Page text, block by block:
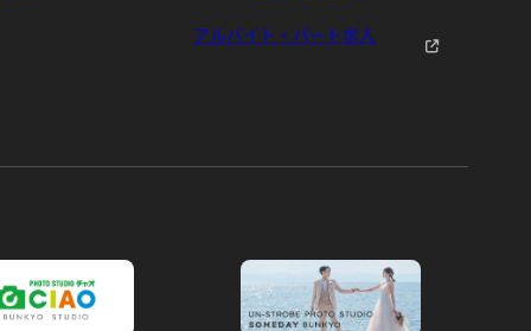
アルバイト・パート求人